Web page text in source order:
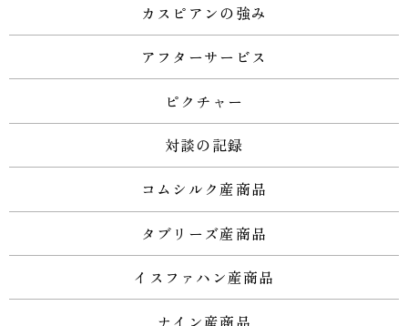
カスピアンの強み
アフターサービス
ピクチャー
対談の記録
コムシルク産商品
タブリーズ産商品
イスファハン産商品
ナイン産商品